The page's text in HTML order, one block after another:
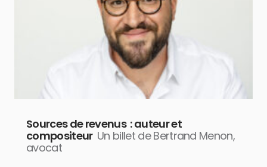
Sources de revenus : auteur et
compositeur Un billet de Bertrand Menon,
avocat